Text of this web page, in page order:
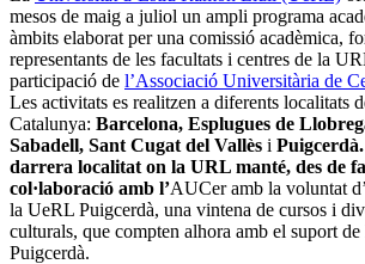
mesos de maig a juliol un ampli programa
àmbits elaborat per una comissió acadèmica,
representants de les facultats i centres de la
participació de l’Associació Universitària de
Les activitats es realitzen a diferents localitats
Catalunya: Barcelona, Esplugues de
Sabadell, Sant Cugat del Vallès i
darrera localitat on la URL manté, des de
col·laboració amb l’AUCer amb la voluntat
la UeRL Puigcerdà, una vintena de cursos i
culturals, que compten alhora amb el suport
Puigcerdà.